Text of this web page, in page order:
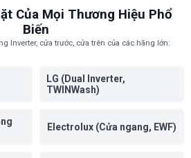
Của Mọi Thương Hiệu Phổ
Biến
Inverter, cửa trước, cửa trên của các hãng lớn:
LG (Dual Inverter,
TWINWash)
Electrolux (Cửa ngang, EWF)